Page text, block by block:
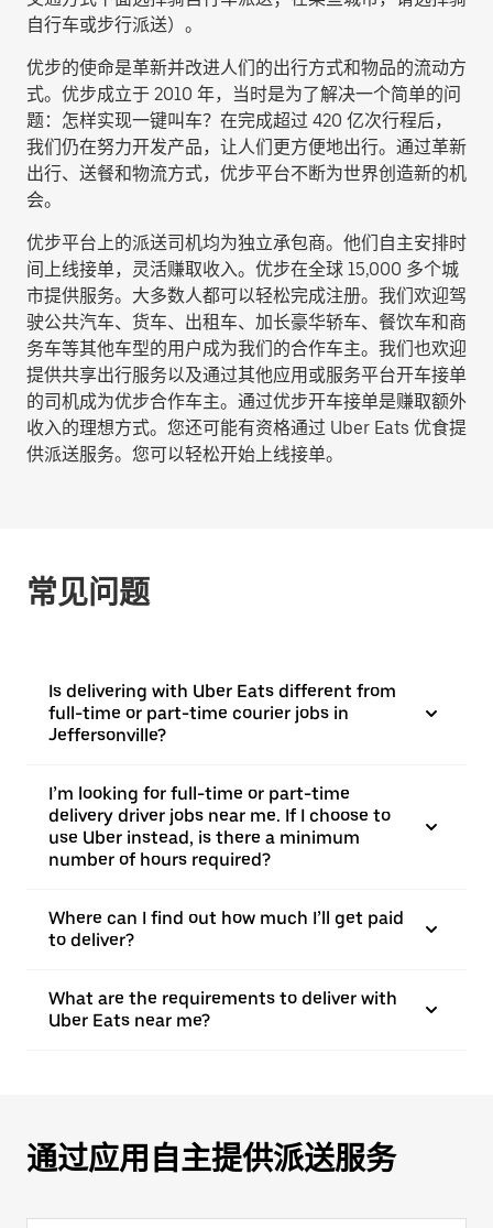
自行车或步行派送）。
优步的使命是革新并改进人们的出行方式和物品的流动方
式。优步成立于 2010 年，当时是为了解决一个简单的问
题：怎样实现一键叫车？在完成超过 420 亿次行程后，
我们仍在努力开发产品，让人们更方便地出行。通过革新
出行、送餐和物流方式，优步平台不断为世界创造新的机
会。
优步平台上的派送司机均为独立承包商。他们自主安排时
间上线接单，灵活赚取收入。优步在全球 15,000 多个城
市提供服务。大多数人都可以轻松完成注册。我们欢迎驾
驶公共汽车、货车、出租车、加长豪华轿车、餐饮车和商
务车等其他车型的用户成为我们的合作车主。我们也欢迎
提供共享出行服务以及通过其他应用或服务平台开车接单
的司机成为优步合作车主。通过优步开车接单是赚取额外
收入的理想方式。您还可能有资格通过 Uber Eats 优食提
供派送服务。您可以轻松开始上线接单。
常见问题
Is delivering with Uber Eats different from
full-time or part-time courier jobs in
Jeffersonville?
I’m looking for full-time or part-time
delivery driver jobs near me. If I choose to
use Uber instead, is there a minimum
number of hours required?
Where can I find out how much I’ll get paid
to deliver?
What are the requirements to deliver with
Uber Eats near me?
通过应用自主提供派送服务